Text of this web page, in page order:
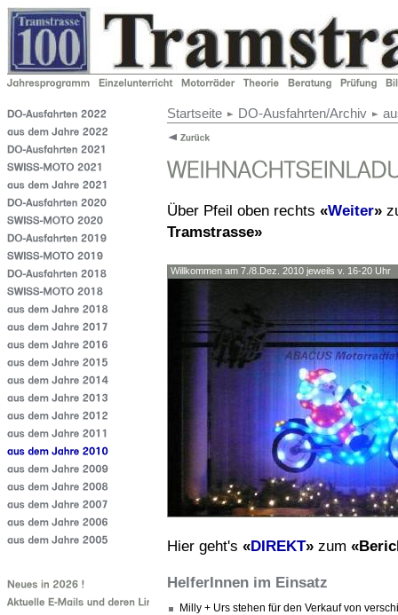
Startseite DO-Ausfahrten/Archiv
Über Pfeil oben rechts «Weiter»
Tramstrasse»
Willkommen am 7./8.Dez. 2010 jeweils v. 16-20 Uhr
Hier geht's «DIREKT» zum
HelferInnen im Einsatz
Milly + Urs stehen für den Verkauf von